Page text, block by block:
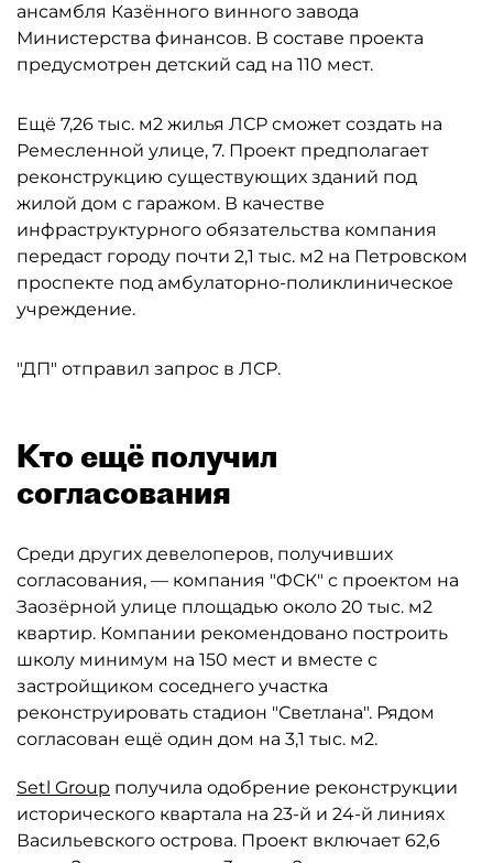
ансамбля Казённого винного завода
Министерства финансов. В составе проекта
предусмотрен детский сад на 110 мест.
Ещё 7,26 тыс. м2 жилья ЛСР сможет создать на
Ремесленной улице, 7. Проект предполагает
реконструкцию существующих зданий под
жилой дом с гаражом. В качестве
инфраструктурного обязательства компания
передаст городу почти 2,1 тыс. м2 на Петровском
проспекте под амбулаторно-поликлиническое
учреждение.
"ДП" отправил запрос в ЛСР.
Кто ещё получил
согласования
Среди других девелоперов, получивших
согласования, — компания "ФСК" с проектом на
Заозёрной улице площадью около 20 тыс. м2
квартир. Компании рекомендовано построить
школу минимум на 150 мест и вместе с
застройщиком соседнего участка
реконструировать стадион "Светлана". Рядом
согласован ещё один дом на 3,1 тыс. м2.
Setl Group получила одобрение реконструкции
исторического квартала на 23-й и 24-й линиях
Васильевского острова. Проект включает 62,6